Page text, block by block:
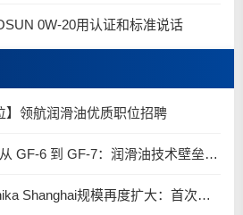
0W-20用认证和标准说话
】领航润滑油优质职位招聘
2、从 API SP 到 SQ，从 GF-6 到 GF-7：润滑油技术壁垒再升高，你准备好了吗？
3、2025年Automechanika Shanghai规模再度扩大：首次启用国家会展中心（上海）全部15个展馆